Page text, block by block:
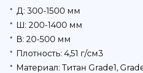
Д: 300-1500 мм
Ш: 200-1400 мм
В: 20-500 мм
Плотность: 4,51 г/см3
Материал: Титан Grade1,